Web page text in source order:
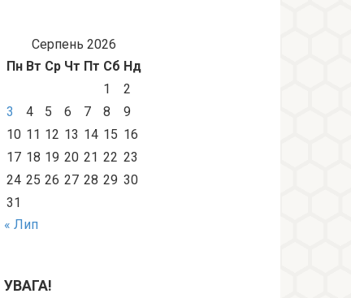
Серпень 2026
Пн Вт Ср Чт Пт Сб Нд
1
2
3
4 5 6 7 8
9
10 11 12 13 14 15 16
17 18 19 20 21 22 23
24 25 26 27 28 29 30
31
« Лип
УВАГА!